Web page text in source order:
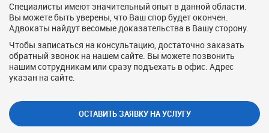
Специалисты имеют значительный опыт в данной области.
Вы можете быть уверены, что Ваш спор будет окончен.
Адвокаты найдут весомые доказательства в Вашу сторону.
Чтобы записаться на консультацию, достаточно заказать
обратный звонок на нашем сайте. Вы можете позвонить
нашим сотрудникам или сразу подъехать в офис. Адрес
указан на сайте.
ОСТАВИТЬ ЗАЯВКУ НА УСЛУГУ